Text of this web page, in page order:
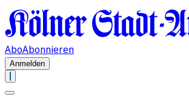
AboAbonnieren
Anmelden